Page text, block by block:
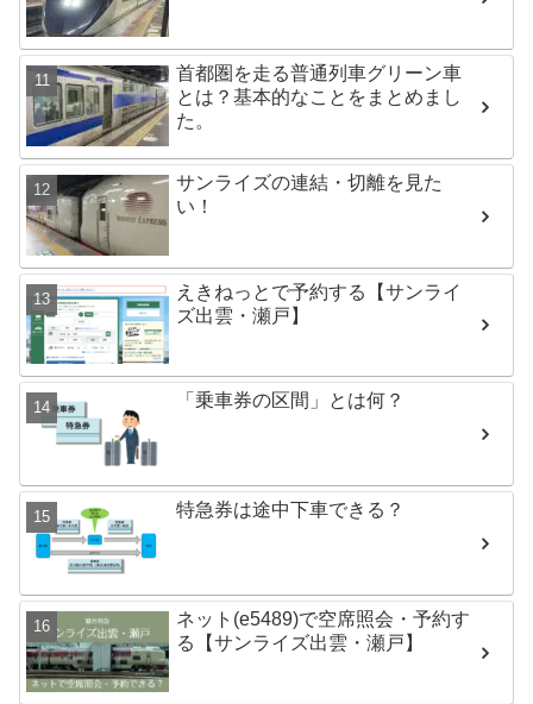
首都圏を走る普通列車グリーン車
とは？基本的なことをまとめまし
た。
サンライズの連結・切離を見た
い！
えきねっとで予約する【サンライ
ズ出雲・瀬戸】
「乗車券の区間」とは何？
特急券は途中下車できる？
ネット(e5489)で空席照会・予約す
る【サンライズ出雲・瀬戸】